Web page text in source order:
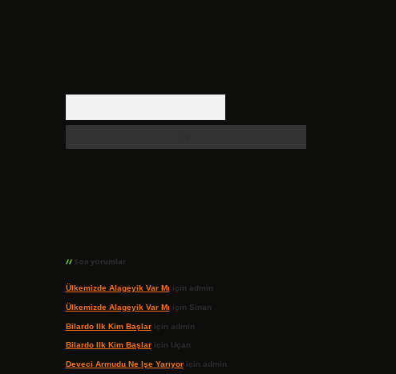
Son yorumlar
Ülkemizde Alageyik Var Mı için admin
Ülkemizde Alageyik Var Mı için Sinan
Bilardo Ilk Kim Başlariçin admin
Bilardo Ilk Kim Başlariçin Uçan
Deveci Armudu Ne Işe Yarıyoriçin admin